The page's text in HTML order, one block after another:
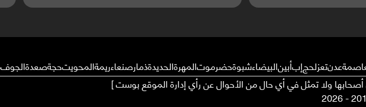
عدنتعزلحجإبأبينالبيضاءشبوةحضرموتالمهرةالحديدةذمارصنعاءريمةالمحويتحجةصعدةالجوف
أصحابها ولا تمثل في أي حال من الأحوال عن رأي إدارة الموقع بوست ]